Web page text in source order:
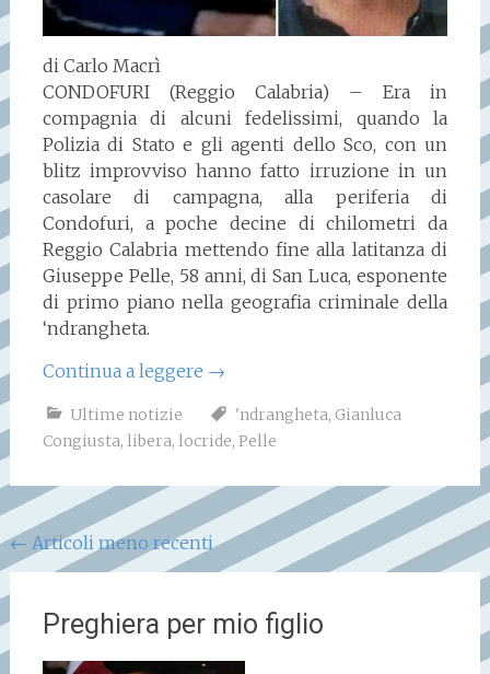
di Carlo Macrì
CONDOFURI (Reggio Calabria) – Era in
compagnia di alcuni fedelissimi, quando la
Polizia di Stato e gli agenti dello Sco, con un
blitz improvviso hanno fatto irruzione in un
casolare di campagna, alla periferia di
Condofuri, a poche decine di chilometri da
Reggio Calabria mettendo fine alla latitanza di
Giuseppe Pelle, 58 anni, di San Luca, esponente
di primo piano nella geografia criminale della
‘ndrangheta.
Continua a leggere →
Ultime notizie 'ndrangheta, Gianluca
Congiusta, libera, locride, Pelle
Navigazione
articoli
← Articoli meno recenti
Preghiera per mio figlio